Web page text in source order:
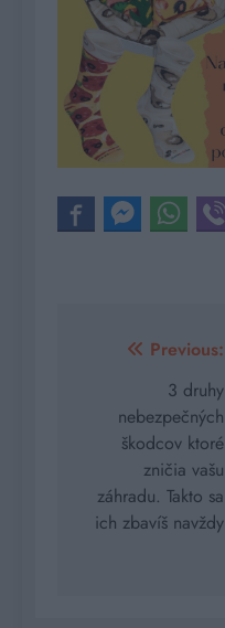
Navigácia
článku
Previous:
3 druhy
nebezpečných
škodcov ktoré
zničia vašu
záhradu. Takto sa
ich zbavíš navždy